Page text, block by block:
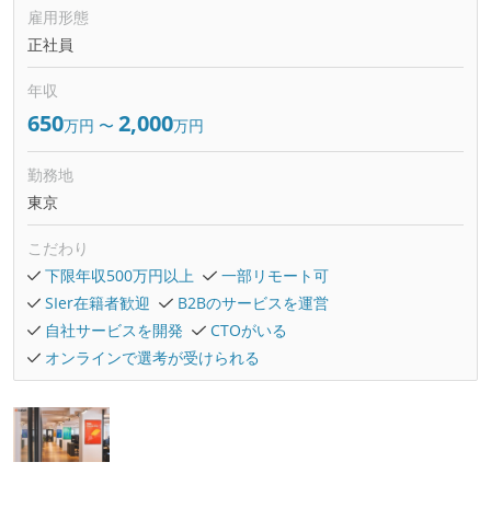
雇用形態
正社員
年収
650万円 〜 2,000万円
勤務地
東京
こだわり
下限年収500万円以上
一部リモート可
SIer在籍者歓迎
B2Bのサービスを運営
自社サービスを開発
CTOがいる
オンラインで選考が受けられる